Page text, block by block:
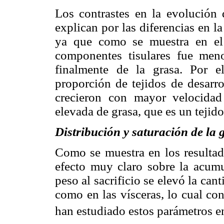
Los contrastes en la evolución
explican por las diferencias en
ya que como se muestra en
componentes tisulares fue
finalmente de la grasa. Por
proporción de tejidos de
crecieron con mayor
elevada de grasa, que es un
Distribución y saturación de la
Como se muestra en los
efecto muy claro sobre la
peso al sacrificio se elevó la
como en las vísceras, lo cual
han estudiado estos parámetros